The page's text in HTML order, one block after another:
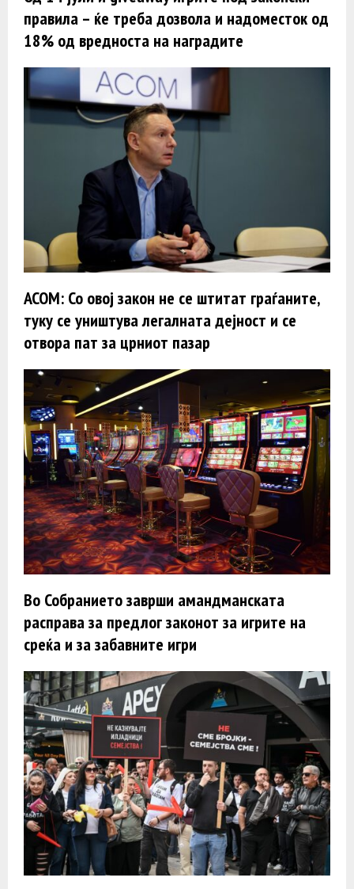
правила – ќе треба дозвола и надоместок од
18% од вредноста на наградите
АСОМ: Со овој закон не се штитат граѓаните,
туку се уништува легалната дејност и се
отвора пат за црниот пазар
Во Собранието заврши амандманската
расправа за предлог законот за игрите на
среќа и за забавните игри